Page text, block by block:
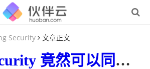
Security 文章正文
竟然可以 同时